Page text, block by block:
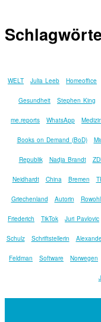
WELT Julia Leeb Homeoffice
Gesundheit Stephen King
me.reports WhatsApp
Books on Demand (BoD)
Republik Nadja Brandt
Neidhardt China Bremen
Griechenland Autorin
Friederich TikTok Juri Pavlovic
Schulz Schriftstellerin
Feldman Software Norwegen